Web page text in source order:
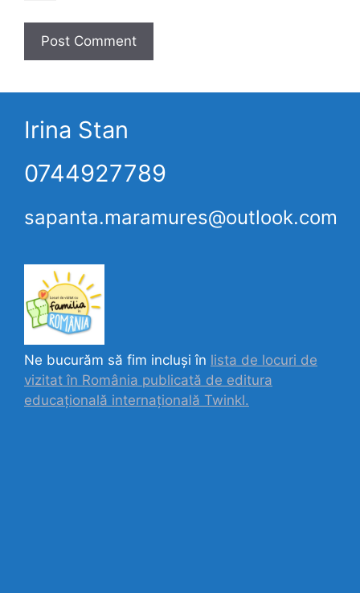
Irina Stan
0744927789
sapanta.maramures@outlook.com
Ne bucurăm să fim incluși în lista de locuri de
vizitat în România publicată de editura
educațională internațională Twinkl.